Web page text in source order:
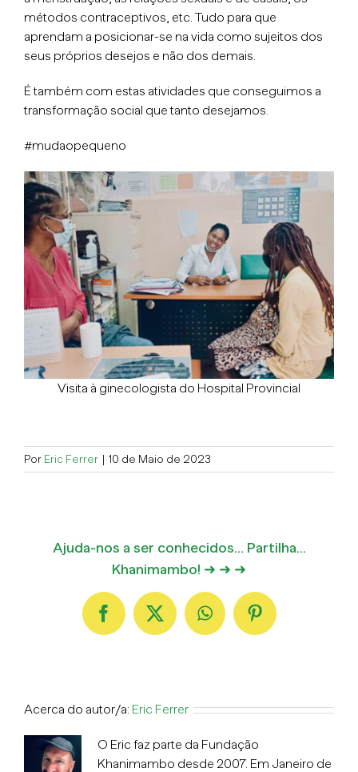
métodos contraceptivos, etc. Tudo para que
aprendam a posicionar-se na vida como sujeitos dos
seus próprios desejos e não dos demais.
É também com estas atividades que conseguimos a
transformação social que tanto desejamos.
#mudaopequeno
Visita à ginecologista do Hospital Provincial
Por Eric Ferrer | 10 de Maio de 2023
Ajuda-nos a ser conhecidos... Partilha...
Khanimambo! ➜ ➜ ➜
Facebook
X WhatsAppPinterest
Acerca do autor/a: Eric Ferrer
O Eric faz parte da Fundação
Khanimambo desde 2007. Em Janeiro de